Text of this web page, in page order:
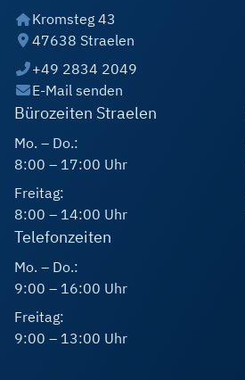
Kromsteg 43
47638 Straelen
+49 2834 2049
E-Mail senden
Bürozeiten Straelen
Mo. – Do.:
8:00 – 17:00 Uhr
Freitag:
8:00 – 14:00 Uhr
Telefonzeiten
Mo. – Do.:
9:00 – 16:00 Uhr
Freitag:
9:00 – 13:00 Uhr